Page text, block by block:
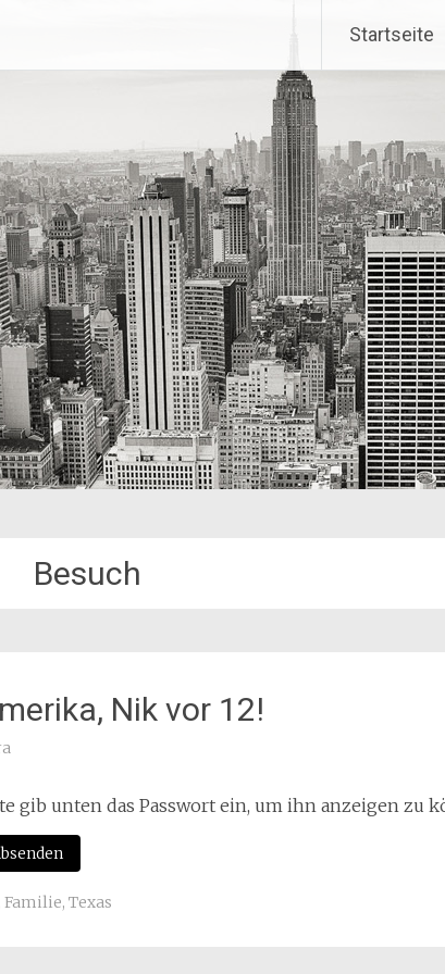
Startseite
Besuch
Nik vor 12!
gib unten das Passwort ein, um ihn anzeigen zu
Familie, Texas